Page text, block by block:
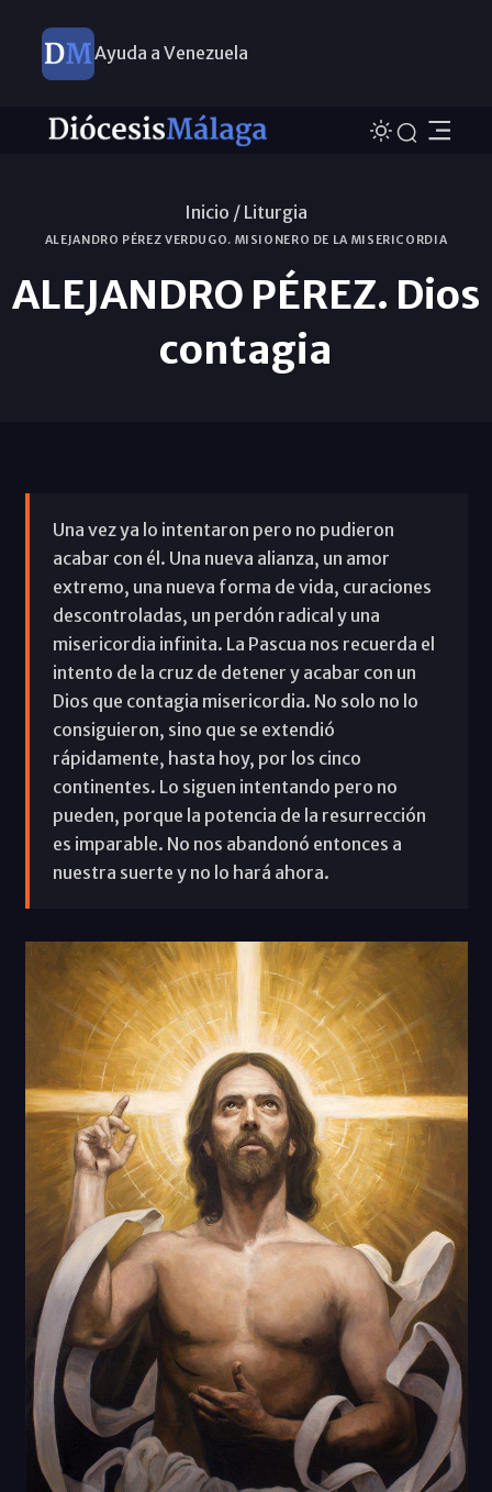
Ayuda a Venezuela
Inicio / Liturgia
ALEJANDRO PÉREZ VERDUGO. MISIONERO DE LA MISERICORDIA
ALEJANDRO PÉREZ. Dios
contagia
Una vez ya lo intentaron pero no pudieron
acabar con él. Una nueva alianza, un amor
extremo, una nueva forma de vida, curaciones
descontroladas, un perdón radical y una
misericordia infinita. La Pascua nos recuerda el
intento de la cruz de detener y acabar con un
Dios que contagia misericordia. No solo no lo
consiguieron, sino que se extendió
rápidamente, hasta hoy, por los cinco
continentes. Lo siguen intentando pero no
pueden, porque la potencia de la resurrección
es imparable. No nos abandonó entonces a
nuestra suerte y no lo hará ahora.